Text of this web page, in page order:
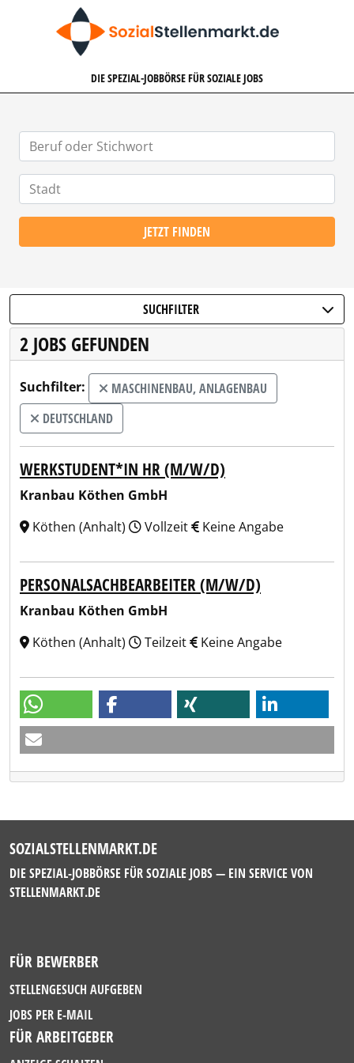
DIE SPEZIAL-JOBBÖRSE FÜR SOZIALE JOBS
JETZT FINDEN
SUCHFILTER
2 JOBS GEFUNDEN
Suchfilter:
MASCHINENBAU, ANLAGENBAU
DEUTSCHLAND
WERKSTUDENT*IN HR (M/W/D)
Kranbau Köthen GmbH
Köthen (Anhalt)
Vollzeit Keine Angabe
PERSONALSACHBEARBEITER (M/W/D)
Kranbau Köthen GmbH
Köthen (Anhalt)
Teilzeit Keine Angabe
SOZIALSTELLENMARKT.DE
DIE SPEZIAL-JOBBÖRSE FÜR SOZIALE JOBS — EIN SERVICE VON
STELLENMARKT.DE
FÜR BEWERBER
STELLENGESUCH AUFGEBEN
JOBS PER E-MAIL
FÜR ARBEITGEBER